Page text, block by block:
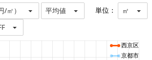
/㎡） 平均値 単位： ㎡
西京区
京都市